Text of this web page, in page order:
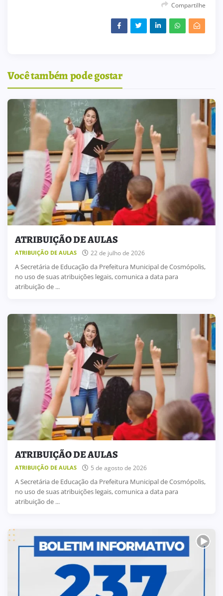
Compartilhe
Você também pode gostar
ATRIBUIÇÃO DE AULAS
ATRIBUIÇÃO DE AULAS 22 de julho de 2026
A Secretária de Educação da Prefeitura Municipal de Cosmópolis,
no uso de suas atribuições legais, comunica a data para
atribuição de ...
ATRIBUIÇÃO DE AULAS
ATRIBUIÇÃO DE AULAS 5 de agosto de 2026
A Secretária de Educação da Prefeitura Municipal de Cosmópolis,
no uso de suas atribuições legais, comunica a data para
atribuição de ...